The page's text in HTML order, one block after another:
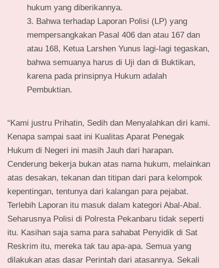
hukum yang diberikannya.
Bahwa terhadap Laporan Polisi (LP) yang
mempersangkakan Pasal 406 dan atau 167 dan
atau 168, Ketua Larshen Yunus lagi-lagi tegaskan,
bahwa semuanya harus di Uji dan di Buktikan,
karena pada prinsipnya Hukum adalah
Pembuktian.
“Kami justru Prihatin, Sedih dan Menyalahkan diri kami.
Kenapa sampai saat ini Kualitas Aparat Penegak
Hukum di Negeri ini masih Jauh dari harapan.
Cenderung bekerja bukan atas nama hukum, melainkan
atas desakan, tekanan dan titipan dari para kelompok
kepentingan, tentunya dari kalangan para pejabat.
Terlebih Laporan itu masuk dalam kategori Abal-Abal.
Seharusnya Polisi di Polresta Pekanbaru tidak seperti
itu. Kasihan saja sama para sahabat Penyidik di Sat
Reskrim itu, mereka tak tau apa-apa. Semua yang
dilakukan atas dasar Perintah dari atasannya. Sekali